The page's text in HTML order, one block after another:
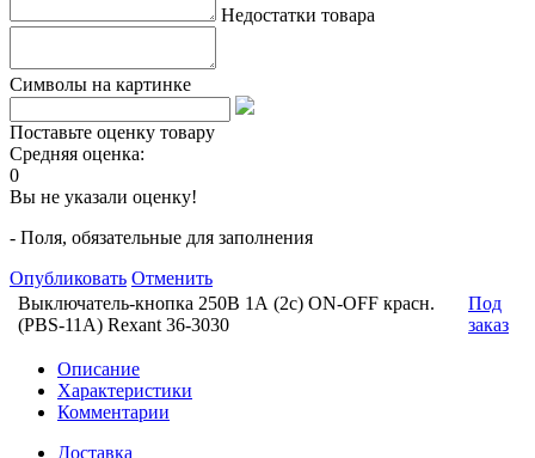
Недостатки товара
Символы на картинке
Поставьте оценку товару
Средняя оценка:
0
Вы не указали оценку!
- Поля, обязательные для заполнения
Опубликовать Отменить
Выключатель-кнопка 250В 1А (2с) ON-OFF красн.
(PBS-11А) Rexant 36-3030
Под
заказ
Описание
Характеристики
Комментарии
Доставка